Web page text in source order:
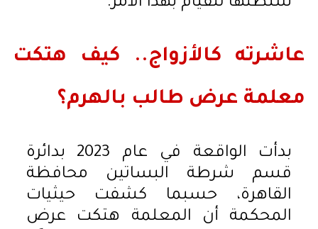
عاشرته كالأزواج.. كيف هتكت
معلمة عرض طالب بالهرم؟
بدأت الواقعة في عام 2023 بدائرة
قسم شرطة البساتين محافظة
القاهرة، حسبما كشفت حيثيات
المحكمة أن المعلمة هتكت عرض